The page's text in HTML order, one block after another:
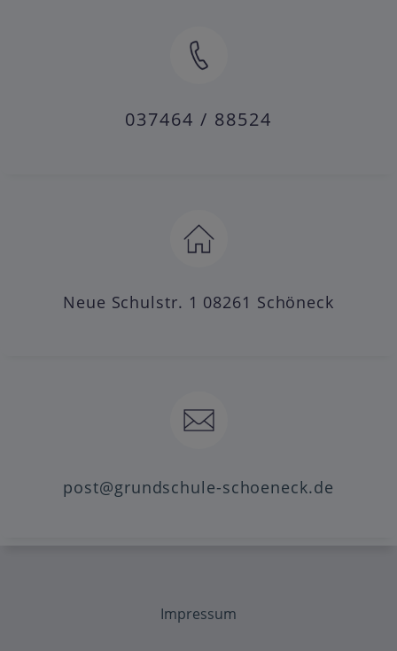
037464 / 88524
Neue Schulstr. 1 08261 Schöneck
post@grundschule-schoeneck.de
Impressum